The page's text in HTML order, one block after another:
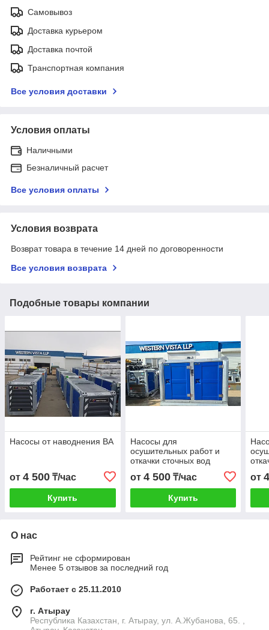
Самовывоз
Доставка курьером
Доставка почтой
Транспортная компания
Все условия доставки
Условия оплаты
Наличными
Безналичный расчет
Все условия оплаты
Условия возврата
Возврат товара в течение 14 дней по договоренности
Все условия возврата
Подобные товары компании
Насосы от наводнения ВА
от 4 500 ₸/час
Купить
Насосы для
осушительных работ и
откачки сточных вод
BA200E D328
от 4 500₸/час
Купить
от
О нас
Рейтинг не сформирован
Менее 5 отзывов за последний год
Работает с 25.11.2010
г. Атырау
Республика Казахстан, г. Атырау, ул. А.Жубанова, 65. ,